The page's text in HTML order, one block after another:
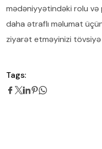
mədəniyyətindəki rolu və
daha ətraflı məlumat
ziyarət etməyinizi tövsiyə
Tags: